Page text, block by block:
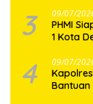
3 09/07/
PHMI
1 Kota
4 09/07/
Bantuan